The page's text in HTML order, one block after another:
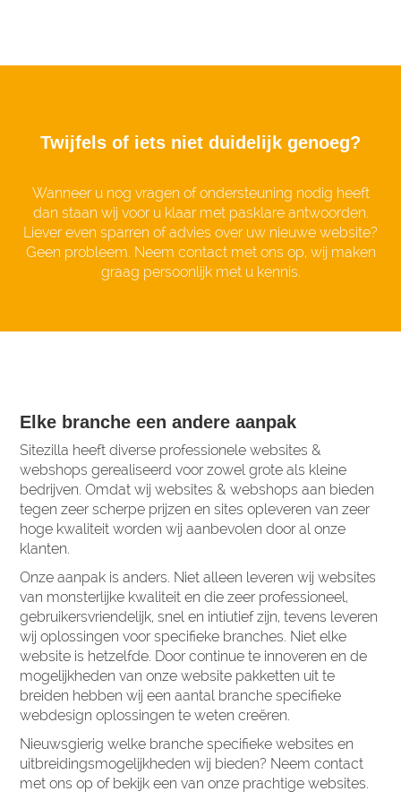
Twijfels of iets niet duidelijk genoeg?
Wanneer u nog vragen of ondersteuning nodig heeft
dan staan wij voor u klaar met pasklare antwoorden.
Liever even sparren of advies over uw nieuwe website?
Geen probleem. Neem contact met ons op, wij maken
graag persoonlijk met u kennis.
Elke branche een andere aanpak
Sitezilla heeft diverse professionele websites &
webshops gerealiseerd voor zowel grote als kleine
bedrijven. Omdat wij websites & webshops aan bieden
tegen zeer scherpe prijzen en sites opleveren van zeer
hoge kwaliteit worden wij aanbevolen door al onze
klanten.
Onze aanpak is anders. Niet alleen leveren wij websites
van monsterlijke kwaliteit en die zeer professioneel,
gebruikersvriendelijk, snel en intiutief zijn, tevens leveren
wij oplossingen voor specifieke branches. Niet elke
website is hetzelfde. Door continue te innoveren en de
mogelijkheden van onze website pakketten uit te
breiden hebben wij een aantal branche specifieke
webdesign oplossingen te weten creëren.
Nieuwsgierig welke branche specifieke websites en
uitbreidingsmogelijkheden wij bieden? Neem contact
met ons op of bekijk een van onze prachtige websites.